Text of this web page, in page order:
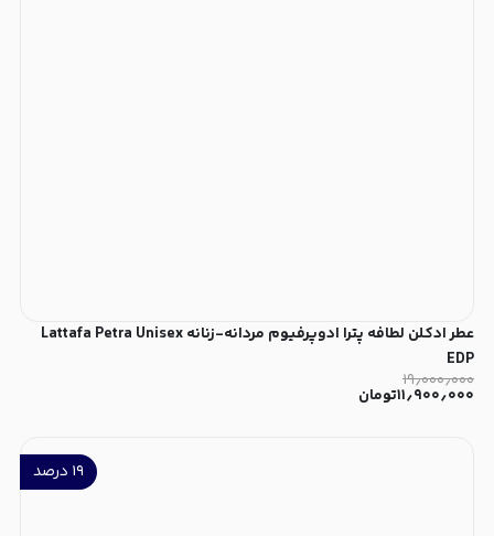
عطر ادکلن لطافه پترا ادوپرفیوم مردانه-زنانه Lattafa Petra Unisex
EDP
۱۹٫۰۰۰٫۰۰۰
۱۱٫۹۰۰٫۰۰۰تومان
۱۹ درصد